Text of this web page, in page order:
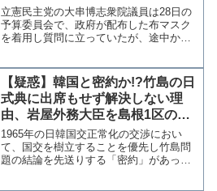
布分を無駄にする
立憲民主党の大串博志衆院議員は28日の
予算委員会で、政府が配布した布マスク
を着用し質問に立っていたが、途中から
フォーマンスを行った。これに対して安
倍総理は「私はずっとし...
【疑惑】韓国と密約か!?竹島の日
式典に出席もせず解決しない理
由、岩屋外務大臣を島根1区の亀
井亜紀子が追及【KSLチャンネ
ル】
1965年の日韓国交正常化の交渉におい
て、国交を樹立することを優先し竹島問
題の結論を先送りする「密約」があった